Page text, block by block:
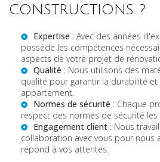
CONSTRUCTIONS ?
Expertise : Avec des années
possède les compétences
aspects de votre projet de
Qualité : Nous utilisons des
qualité pour garantir la durabilité
appartement.
Normes de sécurité : Chaque
respect des normes de sécurité les
Engagement client : Nous
collaboration avec vous pour nous
répond à vos attentes.